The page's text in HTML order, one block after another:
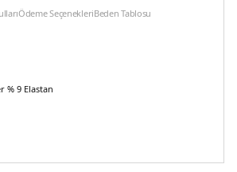
Ödeme SeçenekleriBeden Tablosu
% 9 Elastan